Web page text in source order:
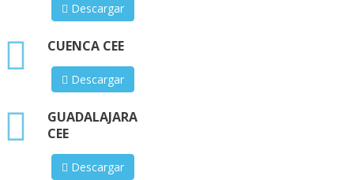
Descargar
CUENCA CEE
xlsx
Descargar
GUADALAJARA
CEE
xlsx
Descargar